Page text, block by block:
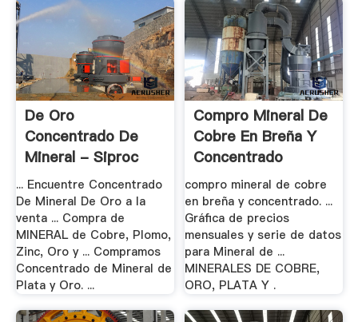
De Oro
Concentrado De
Mineral - Siproc
... Encuentre Concentrado
De Mineral De Oro a la
venta ... Compra de
MINERAL de Cobre, Plomo,
Zinc, Oro y ... Compramos
Concentrado de Mineral de
Plata y Oro. ...
Compro Mineral De
Cobre En Breña Y
Concentrado
compro mineral de cobre
en breña y concentrado. ...
Gráfica de precios
mensuales y serie de datos
para Mineral de ...
MINERALES DE COBRE,
ORO, PLATA Y .